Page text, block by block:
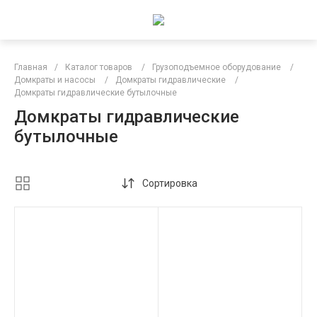
Главная / Каталог товаров / Грузоподъемное оборудование
/
Домкраты и насосы
/ Домкраты гидравлические
/
Домкраты гидравлические бутылочные
Домкраты гидравлические
бутылочные
Сортировка